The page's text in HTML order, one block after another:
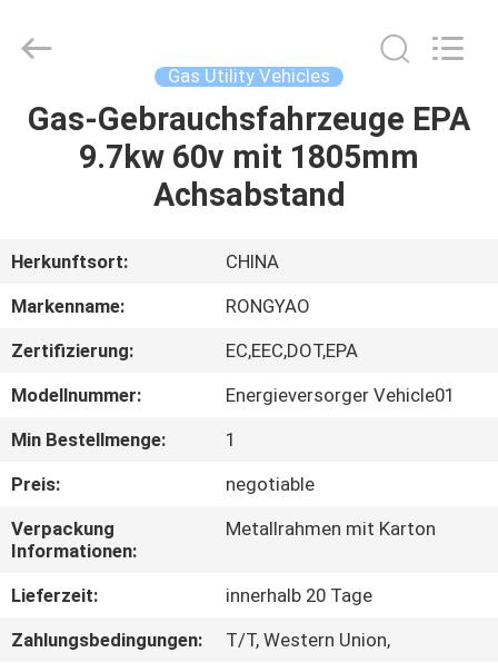
HAUS
PRODUKTE
ÜBER
UNS
FABRIK-
AUSFLUG
QUALITÄTSKONTROLLE
TRETEN
SIE
MIT
Co.,Ltd.
Gas Utility Vehicles
Gas-Gebrauchsfahrzeuge EPA
9.7kw 60v mit 1805mm
Achsabstand
Herkunftsort:
CHINA
Markenname:
RONGYAO
Zertifizierung:
EC,EEC,DOT,EPA
Modellnummer:
Energieversorger Vehicle01
Min Bestellmenge:
1
Preis:
negotiable
Verpackung
Informationen:
Metallrahmen mit Karton
Lieferzeit:
innerhalb 20 Tage
Zahlungsbedingungen:
T/T, Western Union,